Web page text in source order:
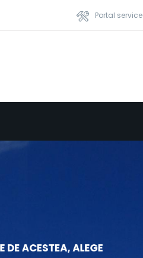
Portal service
DE ACESTEA, ALEGE